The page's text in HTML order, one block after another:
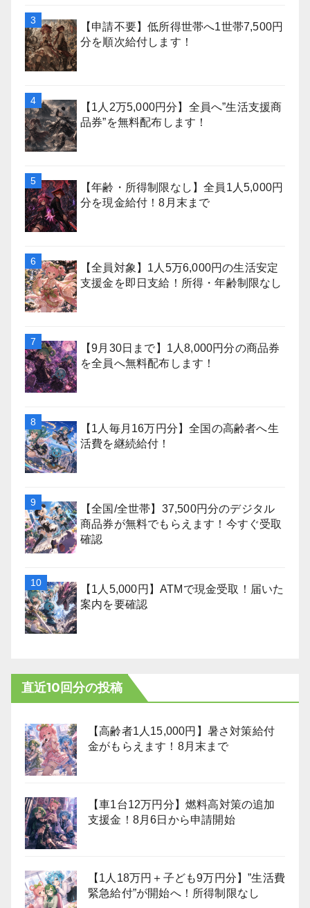
【申請不要】低所得世帯へ1世帯7,500円
分を順次給付します！
【1人2万5,000円分】全員へ”生活支援商
品券”を無料配布します！
【年齢・所得制限なし】全員1人5,000円
分を現金給付！8月末まで
【全員対象】1人5万6,000円の生活安定
支援金を即日支給！所得・年齢制限なし
【9月30日まで】1人8,000円分の商品券
を全員へ無料配布します！
【1人毎月16万円分】全国の高齢者へ生
活費を継続給付！
【全国/全世帯】37,500円分のデジタル
商品券が無料でもらえます！今すぐ受取
確認
【1人5,000円】ATMで現金受取！届いた
案内を要確認
直近10回分の投稿
【高齢者1人15,000円】暑さ対策給付
金がもらえます！8月末まで
【車1台12万円分】燃料高対策の追加
支援金！8月6日から申請開始
【1人18万円＋子ども9万円分】”生活費
緊急給付”が開始へ！所得制限なし